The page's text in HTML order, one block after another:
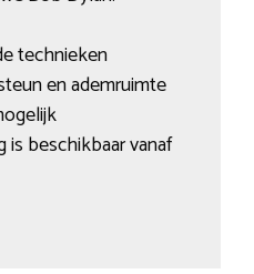
technieken
en ademruimte
is beschikbaar vanaf